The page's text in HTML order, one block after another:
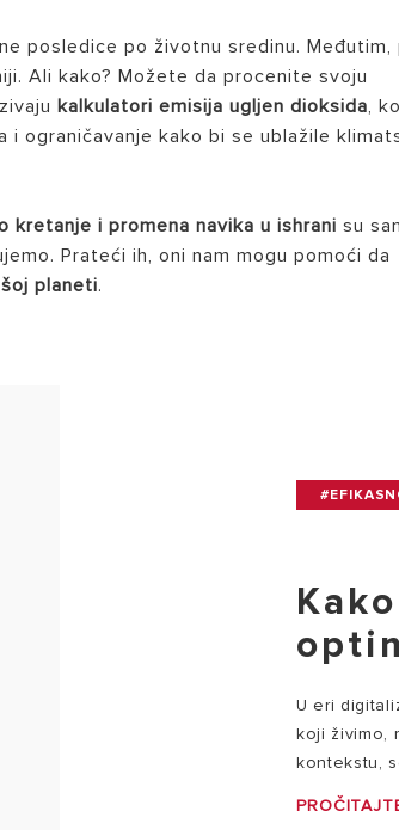
posledice po životnu sredinu. Međutim,
Ali kako? Možete da procenite svoju
kalkulatori emisija ugljen dioksida,
ograničavanje kako bi se ublažile
kretanje i promena navika u ishrani su
Prateći ih, oni nam mogu pomoći da
planeti.
U eri
koji živimo,
kontekstu,